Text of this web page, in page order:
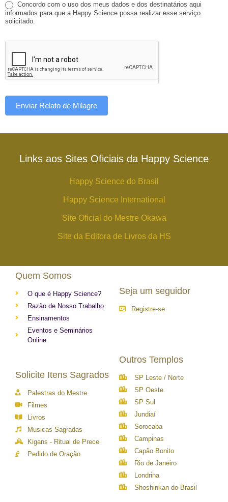
Concordo com o uso dos meus dados e dos destinatários aqui
informados para que a Happy Science possa realizar esse serviço
solicitado.
Enviar Relato de Milagre
Links aos Sites Oficiais da Happy Science
Happy Science do Brasil
Happy Science International
Site Oficial do Mestre Okawa
Site da Editora de Livros da HS
Quem Somos
O que é Happy Science?
Razão de Nosso Trabalho
Ensinamentos
Eventos e Seminários
Online
Seja um seguidor
Registre-se
Solicite Itens Sagrados
Palestras do Mestre
Filmes
Livros
Musicas Sagradas
Kigans - Ritual de Prece
Pedido de Oração
Outros Templos
SP Leste / Norte
SP Oeste
SP Sul
Jundiaí
Sorocaba
Campinas
Capão Bonito
Rio de Janeiro
Londrina
Shoshinkan do Brasil